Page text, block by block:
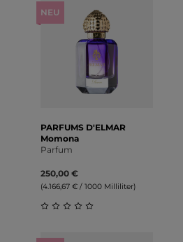
NEU
PARFUMS D'ELMAR
Momona
Parfum
250,00 €
(4.166,67 € / 1000 Milliliter)